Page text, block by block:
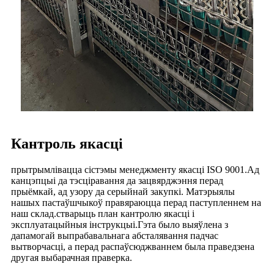
Кантроль якасці
прытрымлівацца сістэмы менеджменту якасці ISO 9001.Ад
канцэпцыі да тэсціравання да зацвярджэння перад
прыёмкай, ад узору да серыйнай закупкі. Матэрыялы
нашых пастаўшчыкоў правяраюцца перад паступленнем на
наш склад.стварыць план кантролю якасці і
эксплуатацыйныя інструкцыі.Гэта было выяўлена з
дапамогай выпрабавальнага абсталявання падчас
вытворчасці, а перад распаўсюджваннем была праведзена
другая выбарачная праверка.